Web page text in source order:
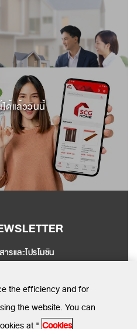
ด้แล้ววันนี้
รและโปรโมชัน
SEND
the efficiency and for
the website. You can
at " Cookies